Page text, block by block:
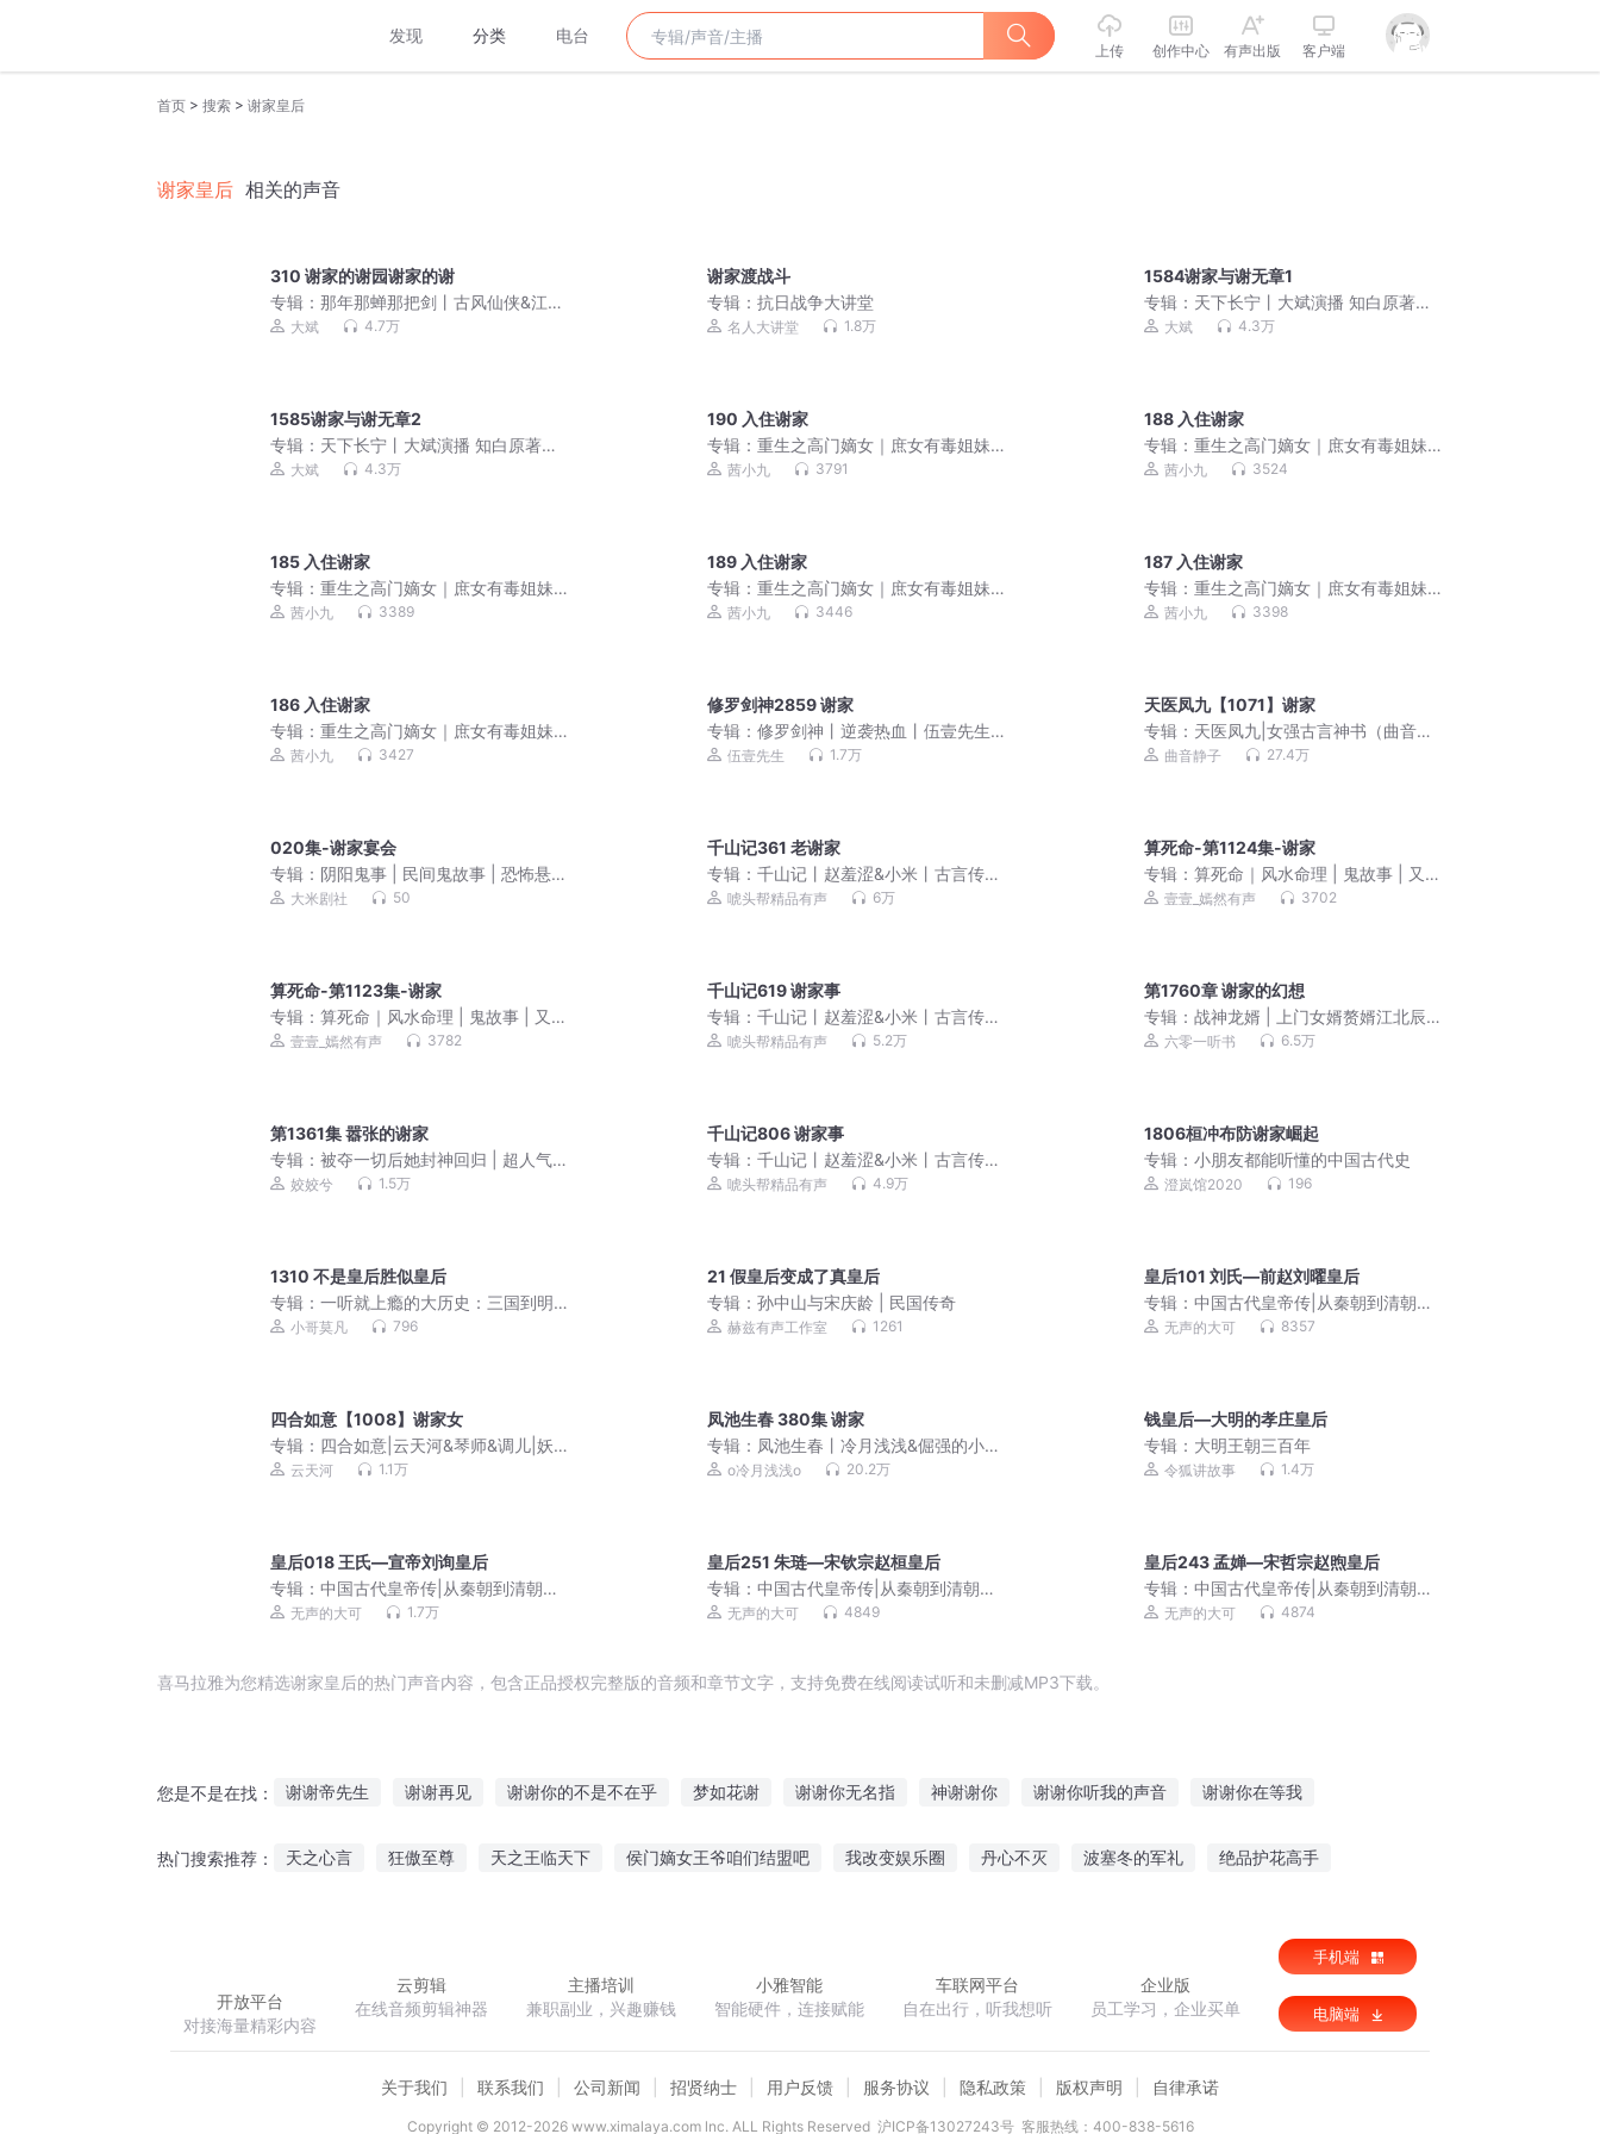
发现 分类 电台
上传 创作中心 有声出版 客户端
首页 > 搜索 > 谢家皇后
谢家皇后 相关的声音
310 谢家的谢园谢家的谢
专辑： 那年那蝉那把剑丨古风仙侠&江湖
权谋&大斌不想工作室多人有声剧
大斌 4.7万
谢家渡战斗
专辑：抗日战争大讲堂
名人大讲堂 1.8万
1584谢家与谢无章1
专辑： 天下长宁丨大斌演播 知白原著丨
不让江山后传丨群像权谋&VIP免费精品
大斌 4.3万
1585谢家与谢无章2
专辑： 天下长宁丨大斌演播 知白原著丨
不让江山后传丨群像权谋&VIP免费精品
大斌 4.3万
190 入住谢家
专辑：重生之高门嫡女｜庶女有毒姐妹
篇｜免费爽文小说
茜小九 3791
188 入住谢家
专辑：重生之高门嫡女｜庶女有毒姐妹
篇｜免费爽文小说
茜小九 3524
185 入住谢家
专辑： 重生之高门嫡女｜庶女有毒姐妹
篇｜免费爽文小说
茜小九 3389
189 入住谢家
专辑：重生之高门嫡女｜庶女有毒姐妹
篇｜免费爽文小说
茜小九 3446
187 入住谢家
专辑：重生之高门嫡女｜庶女有毒姐妹
篇｜免费爽文小说
茜小九 3398
186 入住谢家
专辑： 重生之高门嫡女｜庶女有毒姐妹
篇｜免费爽文小说
茜小九 3427
修罗剑神2859 谢家
专辑：修罗剑神丨逆袭热血丨伍壹先生
领衔多人有声剧|戮神修罗
伍壹先生 1.7万
天医凤九【1071】谢家
专辑： 天医凤九|女强古言神书（曲音静
子、追马领衔精品剧）
曲音静子 27.4万
020集-谢家宴会
专辑： 阴阳鬼事 | 民间鬼故事 | 恐怖悬疑
| 灵异 | 风水 | VIP免费
大米剧社 50
千山记361 老谢家
专辑：千山记丨赵羞涩&小米丨古言传奇
权谋多播
唬头帮精品有声 6万
算死命-第1124集-谢家
专辑：算死命｜风水命理 | 鬼故事 | 又名
太一神算
壹壹_嫣然有声 3702
算死命-第1123集-谢家
专辑： 算死命｜风水命理 | 鬼故事 | 又名
太一神算
壹壹_嫣然有声 3782
千山记619 谢家事
专辑：千山记丨赵羞涩&小米丨古言传奇
权谋多播
唬头帮精品有声 5.2万
第1760章 谢家的幻想
专辑：战神龙婿 | 上门女婿赘婿江北辰
丨刺儿丨都市潜龙
六零一听书 6.5万
第1361集 嚣张的谢家
专辑： 被夺一切后她封神回归 | 超人气
马甲爽文|多人有声剧
姣姣兮 1.5万
千山记806 谢家事
专辑：千山记丨赵羞涩&小米丨古言传奇
权谋多播
唬头帮精品有声 4.9万
1806桓冲布防谢家崛起
专辑：小朋友都能听懂的中国古代史
澄岚馆2020 196
1310 不是皇后胜似皇后
专辑： 一听就上瘾的大历史：三国到明
清 | 从历史看中美大国博弈智慧
小哥莫凡 796
21 假皇后变成了真皇后
专辑：孙中山与宋庆龄 | 民国传奇
赫兹有声工作室 1261
皇后101 刘氏—前赵刘曜皇后
专辑：中国古代皇帝传|从秦朝到清朝，
从秦始皇到末代皇帝溥仪，四百位皇
无声的大可 8357
四合如意【1008】谢家女
专辑： 四合如意|云天河&琴师&调儿|妖
后重生&经商权谋|云霓原著|多人有声剧
云天河 1.1万
凤池生春 380集 谢家
专辑： 凤池生春丨冷月浅浅&倔强的小红
丨双重生复仇爽文丨权谋宅斗丨多人精
o冷月浅浅o 20.2万
钱皇后—大明的孝庄皇后
专辑： 大明王朝三百年
令狐讲故事 1.4万
皇后018 王氏—宣帝刘询皇后
专辑： 中国古代皇帝传|从秦朝到清朝，
从秦始皇到末代皇帝溥仪，四百位皇
无声的大可 1.7万
皇后251 朱琏—宋钦宗赵桓皇后
专辑：中国古代皇帝传|从秦朝到清朝，
从秦始皇到末代皇帝溥仪，四百位皇
无声的大可 4849
皇后243 孟婵—宋哲宗赵煦皇后
专辑：中国古代皇帝传|从秦朝到清朝，
从秦始皇到末代皇帝溥仪，四百位皇
无声的大可 4874
喜马拉雅为您精选谢家皇后的热门声音内容，包含正品授权完整版的音频和章节文字，支持免费在线阅读试听和未删减MP3下载。
您是不是在找： 谢谢帝先生 谢谢再见 谢谢你的不是不在乎 梦如花谢 谢谢你无名指 神谢谢你 谢谢你听我的声音 谢谢你在等我
热门搜索推荐： 天之心言 狂傲至尊 天之王临天下 侯门嫡女王爷咱们结盟吧 我改变娱乐圈 丹心不灭 波塞冬的军礼 绝品护花高手
开放平台
对接海量精彩内容
云剪辑
在线音频剪辑神器
主播培训
兼职副业，兴趣赚钱
小雅智能
智能硬件，连接赋能
车联网平台
自在出行，听我想听
企业版
员工学习，企业买单
手机端
电脑端
关于我们 联系我们 公司新闻 招贤纳士 用户反馈 服务协议 隐私政策 版权声明 自律承诺
Copyright © 2012-2026www.ximalaya.com lnc. ALL Rights Reserved 沪ICP备13027243号 客服热线：400-838-5616